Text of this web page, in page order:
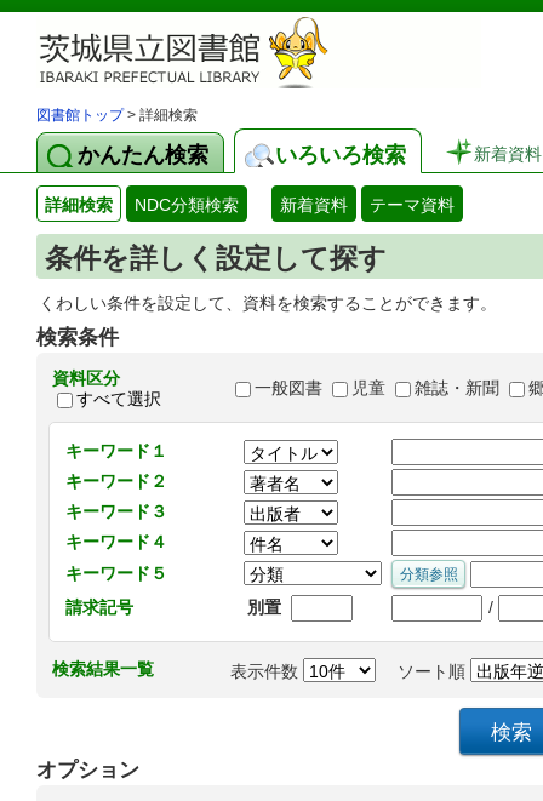
図書館トップ> 詳細検索
かんたん検索 いろいろ検索 新着資料
詳細検索 NDC分類検索 新着資料 テーマ資料
条件を詳しく設定して探す
くわしい条件を設定して、資料を検索することができます。
検索条件
資料区分
すべて選択
一般図書 児童 雑誌・新聞
キーワード１
キーワード２
キーワード３
キーワード４
キーワード５
請求記号
別置 /
検索結果一覧 表示件数 ソート順
オプション